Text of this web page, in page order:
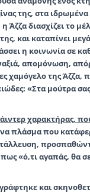
της, στα ιδρωμένα
Άζζα διασχίζει το
και καταπίνει
η κοινωνία σε
απομόνωση,
χαμόγελο της Άζζα,
«Στα μούτρα
χαρακτήρας,
πλάσμα που
«ό,τι αγαπάς, θα
και